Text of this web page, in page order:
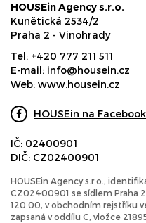
HOUSEin Agency s.r.o.
Kunětická 2534/2
Praha 2 - Vinohrady
Tel: +420 777 211 511
E-mail: info@housein.cz
Web: www.housein.cz
HOUSEin na
IČ: 02400901
DIČ: CZ02400901
HOUSEin Agency s.r.o.,
CZ02400901 se sídlem Praha
120 00, v obchodním rejstříku
zapsaná v oddílu C, vložce